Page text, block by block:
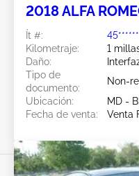
2018 ALFA
Ít #:
45******
Kilometraje:
1
Daño:
Tipo de
documento:
Non-
Ubicación:
MD -
Fecha de venta:
Venta